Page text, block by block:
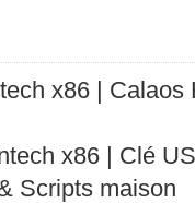
x86 |
x86 | Clé
Scripts maison